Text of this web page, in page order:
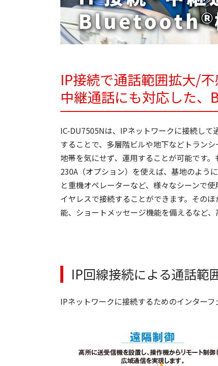
IP接続で通話範囲拡大/
中継通話にも対応した
IC-DU7505Nは、IPネットワークに接続し
することで、多層階ビルや地下などトラン
地帯を気にせず、運用することが可能です
230A（オプション）を使えば、基地のよう
と重機オペレーターなど、様々なシーンで
イヤレスで接続することができます。その
能、ショートメッセージ機能を備えるなど
IP回線接続による通話範
IPネットワークに接続するためのインター